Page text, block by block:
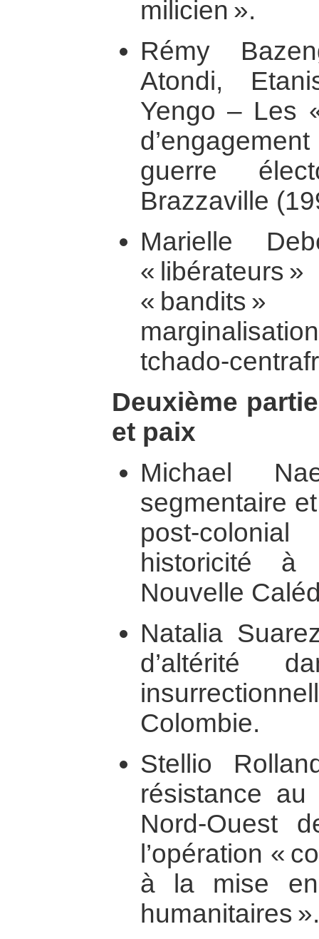
milicien ».
Rémy
Atondi,
Yengo – Les
guerre
Brazzaville
Marielle
«
«
tchado-
Deuxième
et paix
Michael
segmentaire
post-
historicité à
Nouvelle
Natalia
d’altérité
Colombie.
Stellio
résistance
Nord-Ouest
l’opération «
à la mise
humanitaires ».